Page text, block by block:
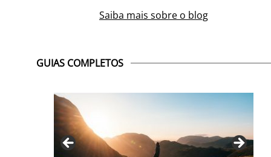
Saiba mais sobre o blog
GUIAS COMPLETOS